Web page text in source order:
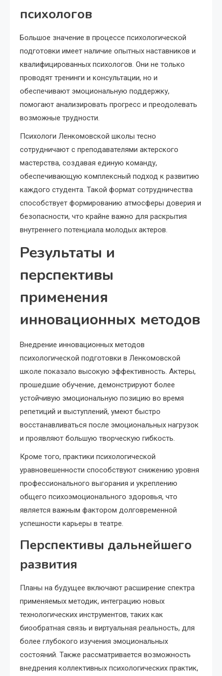
психологов
Большое значение в процессе психологической
подготовки имеет наличие опытных наставников и
квалифицированных психологов. Они не только
проводят тренинги и консультации, но и
обеспечивают эмоциональную поддержку,
помогают анализировать прогресс и преодолевать
возможные трудности.
Психологи Ленкомовской школы тесно
сотрудничают с преподавателями актерского
мастерства, создавая единую команду,
обеспечивающую комплексный подход к развитию
каждого студента. Такой формат сотрудничества
способствует формированию атмосферы доверия и
безопасности, что крайне важно для раскрытия
внутреннего потенциала молодых актеров.
Результаты и
перспективы
применения
инновационных методов
Внедрение инновационных методов
психологической подготовки в Ленкомовской
школе показало высокую эффективность. Актеры,
прошедшие обучение, демонстрируют более
устойчивую эмоциональную позицию во время
репетиций и выступлений, умеют быстро
восстанавливаться после эмоциональных нагрузок
и проявляют большую творческую гибкость.
Кроме того, практики психологической
уравновешенности способствуют снижению уровня
профессионального выгорания и укреплению
общего психоэмоционального здоровья, что
является важным фактором долговременной
успешности карьеры в театре.
Перспективы дальнейшего
развития
Планы на будущее включают расширение спектра
применяемых методик, интеграцию новых
технологических инструментов, таких как
биообратная связь и виртуальная реальность, для
более глубокого изучения эмоциональных
состояний. Также рассматривается возможность
внедрения коллективных психологических практик,